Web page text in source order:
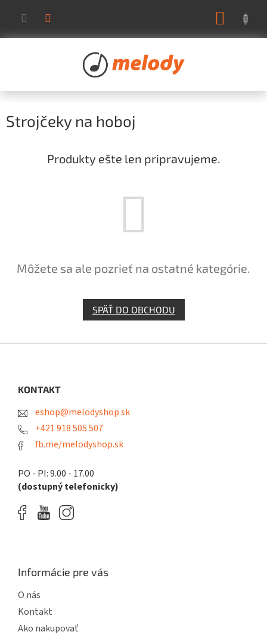
obsah
Strojčeky na hoboj
Produkty ešte len pripravujeme.
Môžete sa ale pozrieť na ostatné kategórie.
SPÄŤ DO OBCHODU
KONTAKT
eshop@melodyshop.sk
+421 918 505 507
fb.me/melodyshop.sk
PO - PI: 9.00 - 17.00
(dostupný telefonicky)
Informácie pre vás
O nás
Kontakt
Ako nakupovať